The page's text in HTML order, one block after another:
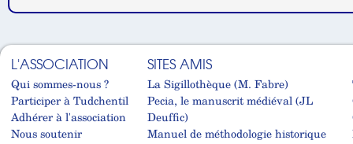
L'ASSOCIATION
Qui sommes-nous ?
Participer à Tudchentil
Adhérer à l'association
Nous soutenir
SITES AMIS
La Sigillothèque (M. Fabre)
Pecia, le manuscrit médiéval (JL
Deuffic)
Manuel de méthodologie historique